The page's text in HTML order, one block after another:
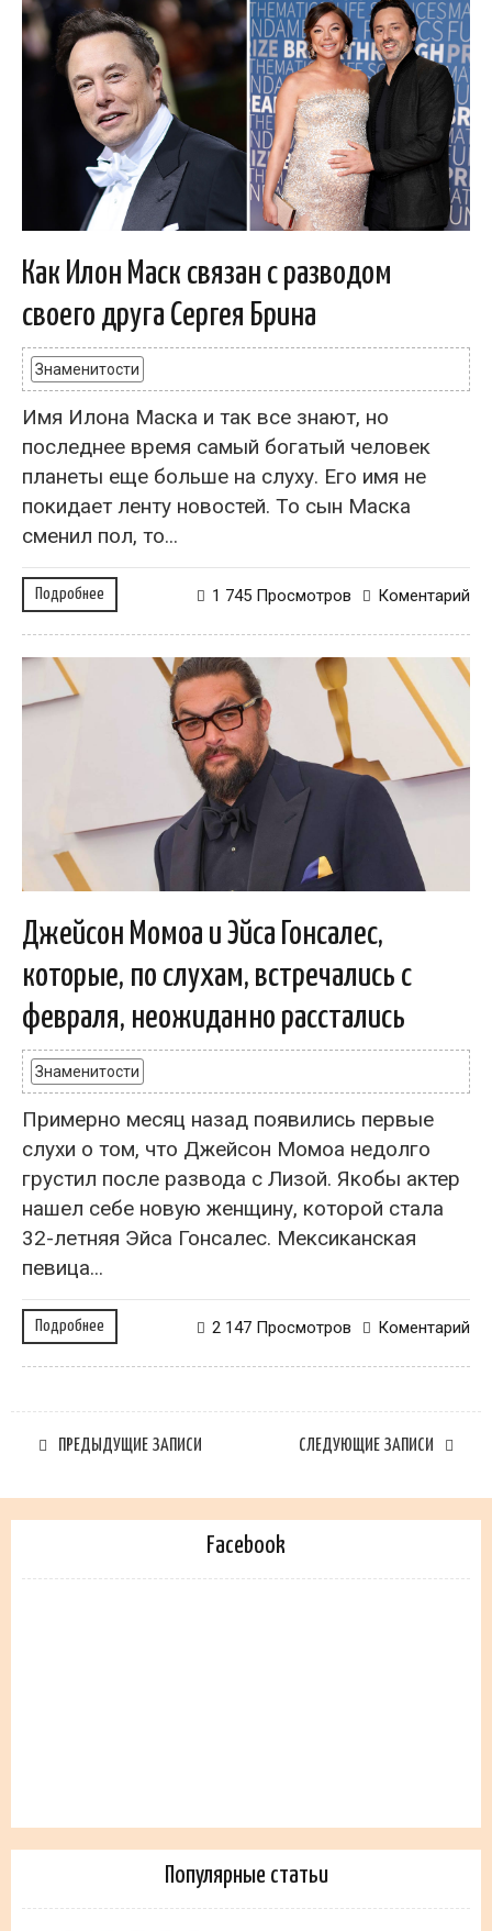
Как Илон Маск связан с разводом
своего друга Сергея Брина
Знаменитости
Имя Илона Маска и так все знают, но
последнее время самый богатый человек
планеты еще больше на слуху. Его имя не
покидает ленту новостей. То сын Маска
сменил пол, то...
Подробнее Коментарий
1 745 Просмотров
Джейсон Момоа и Эйса Гонсалес,
которые, по слухам, встречались с
февраля, неожиданно расстались
Знаменитости
Примерно месяц назад появились первые
слухи о том, что Джейсон Момоа недолго
грустил после развода с Лизой. Якобы актер
нашел себе новую женщину, которой стала
32-летняя Эйса Гонсалес. Мексиканская
певица...
Подробнее Коментарий
2 147 Просмотров
ПРЕДЫДУЩИЕ ЗАПИСИ СЛЕДУЮЩИЕ ЗАПИСИ
Facebook
Популярные статьи